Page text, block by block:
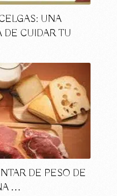
UNA
DE CUIDAR TU
DE PESO DE
…